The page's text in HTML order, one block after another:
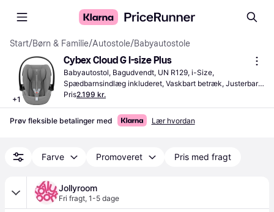
Start/Børn & Familie/Autostole/Babyautostole
+1
Cybex Cloud G I-size Plus
Babyautostol, Bagudvendt, UN R129, i-Size,
Spædbarnsindlæg inkluderet, Vaskbart betræk, Justerbar
nakkestøtte, Bærehåndtag, Side Impact Protection (ASIP)
Pris2.199 kr.
Prøv fleksible betalinger med Lær hvordan
Farve Promoveret Pris med fragt
Jollyroom
Fri fragt, 1-5 dage